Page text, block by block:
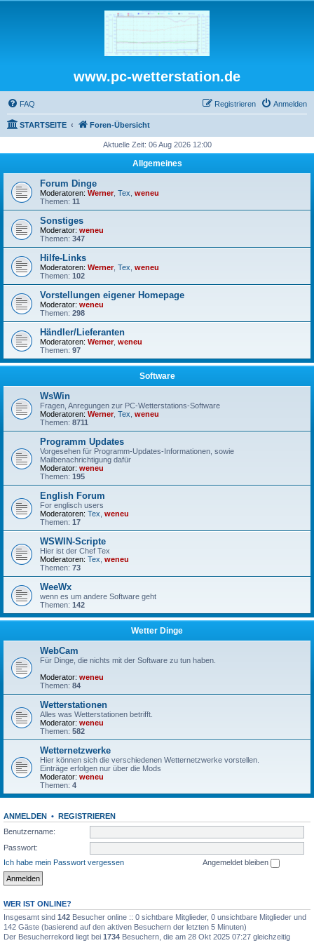
www.pc-wetterstation.de
FAQ Anmelden
Registrieren
STARTSEITE Foren-Übersicht
Aktuelle Zeit: 06 Aug 2026 12:00
Allgemeines
Forum Dinge
Moderatoren: Werner, Tex weneu
Themen: 11
Sonstiges
Moderator: weneu
Themen: 347
Hilfe-Links
Moderatoren: Werner, Tex weneu
Themen: 102
Vorstellungen eigener Homepage
Moderator: weneu
Themen: 298
Händler/Lieferanten
Moderatoren: Werner, weneu
Themen: 97
Software
WsWin
Fragen, Anregungen zur PC-Wetterstations-Software
Moderatoren: Werner, Tex weneu
Themen: 8711
Programm Updates
Vorgesehen für Programm-Updates-Informationen, sowie
Mailbenachrichtigung dafür
Moderator: weneu
Themen: 195
English Forum
For englisch users
Moderatoren: Tex weneu
Themen: 17
WSWIN-Scripte
Hier ist der Chef Tex
Moderatoren: Tex weneu
Themen: 73
WeeWx
wenn es um andere Software geht
Themen: 142
Wetter Dinge
WebCam
Für Dinge, die nichts mit der Software zu tun haben.
Moderator: weneu
Themen: 84
Wetterstationen
Alles was Wetterstationen betrifft.
Moderator: weneu
Themen: 582
Wetternetzwerke
Hier können sich die verschiedenen Wetternetzwerke vorstellen.
Einträge erfolgen nur über die Mods
Moderator: weneu
Themen: 4
ANMELDEN • REGISTRIEREN
Benutzername:
Passwort:
Ich habe mein Passwort vergessen
Angemeldet bleiben
WER IST ONLINE?
Insgesamt sind 142 Besucher online :: 0 sichtbare Mitglieder, 0 unsichtbare Mitglieder und
142 Gäste (basierend auf den aktiven Besuchern der letzten 5 Minuten)
Der Besucherrekord liegt bei 1734 Besuchern, die am 28 Okt 2025 07:27 gleichzeitig